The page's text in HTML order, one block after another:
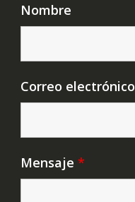
Nombre
Correo electrónico
Mensaje *